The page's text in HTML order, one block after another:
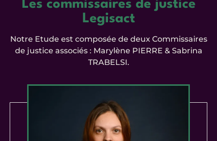
Les commissaires de justice
Legisact
Notre Etude est composée de deux Commissaires
de justice associés : Marylène PIERRE & Sabrina
TRABELSI.